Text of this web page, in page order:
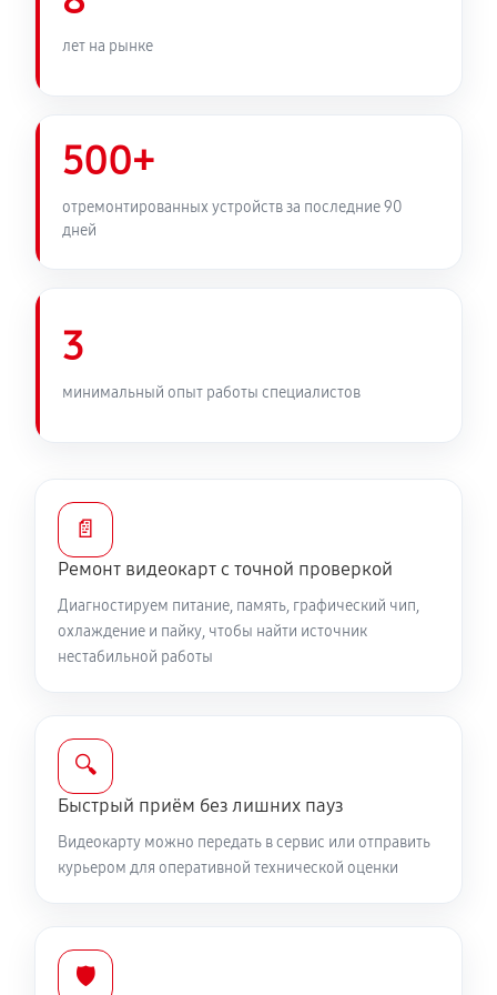
Замена медных трубок
лет на рынке
500+
отремонтированных устройств за последние 90
дней
3
минимальный опыт работы специалистов
📄
Ремонт видеокарт с точной проверкой
Диагностируем питание, память, графический чип,
охлаждение и пайку, чтобы найти источник
нестабильной работы
🔍
Быстрый приём без лишних пауз
Видеокарту можно передать в сервис или отправить
курьером для оперативной технической оценки
🛡️